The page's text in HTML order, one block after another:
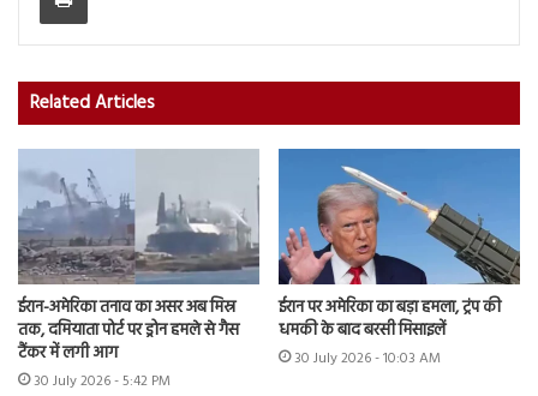
Related Articles
ईरान-अमेरिका तनाव का असर अब मिस्र
तक, दमियाता पोर्ट पर ड्रोन हमले से गैस
टैंकर में लगी आग
30 July 2026 - 5:42 PM
ईरान पर अमेरिका का बड़ा हमला, ट्रंप की
धमकी के बाद बरसी मिसाइलें
30 July 2026 - 10:03 AM